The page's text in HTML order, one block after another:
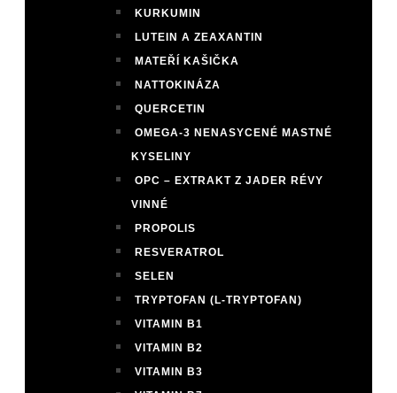
KURKUMIN
LUTEIN A ZEAXANTIN
MATEŘÍ KAŠIČKA
NATTOKINÁZA
QUERCETIN
OMEGA-3 NENASYCENÉ MASTNÉ
KYSELINY
OPC – EXTRAKT Z JADER RÉVY
VINNÉ
PROPOLIS
RESVERATROL
SELEN
TRYPTOFAN (L-TRYPTOFAN)
VITAMIN B1
VITAMIN B2
VITAMIN B3